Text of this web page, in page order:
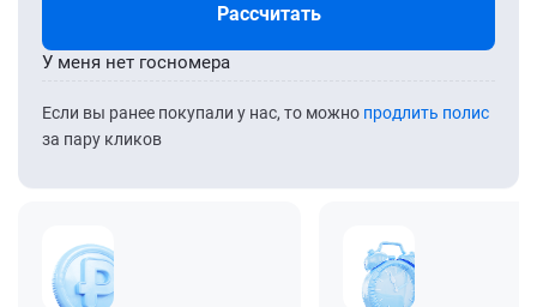
Рассчитать
Если вы ранее покупали у нас, то можно продлить полис
за пару кликов
У меня нет госномера